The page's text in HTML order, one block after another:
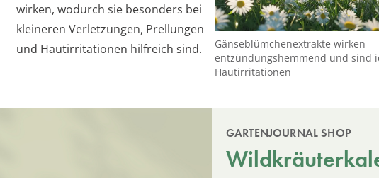
Gänseblümchenextrakte wirken
entzündungshemmend und sind
Hautirritationen
wirken, wodurch sie besonders bei
kleineren Verletzungen, Prellungen
und Hautirritationen hilfreich sind.
GARTENJOURNAL SHOP